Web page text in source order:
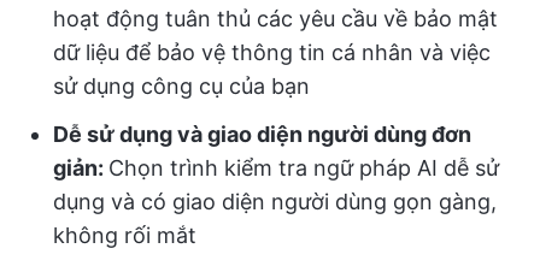
hoạt động tuân thủ các yêu cầu về bảo mật
dữ liệu để bảo vệ thông tin cá nhân và việc
sử dụng công cụ của bạn
Dễ sử dụng và giao diện người dùng đơn
giản: Chọn trình kiểm tra ngữ pháp AI dễ sử
dụng và có giao diện người dùng gọn gàng,
không rối mắt